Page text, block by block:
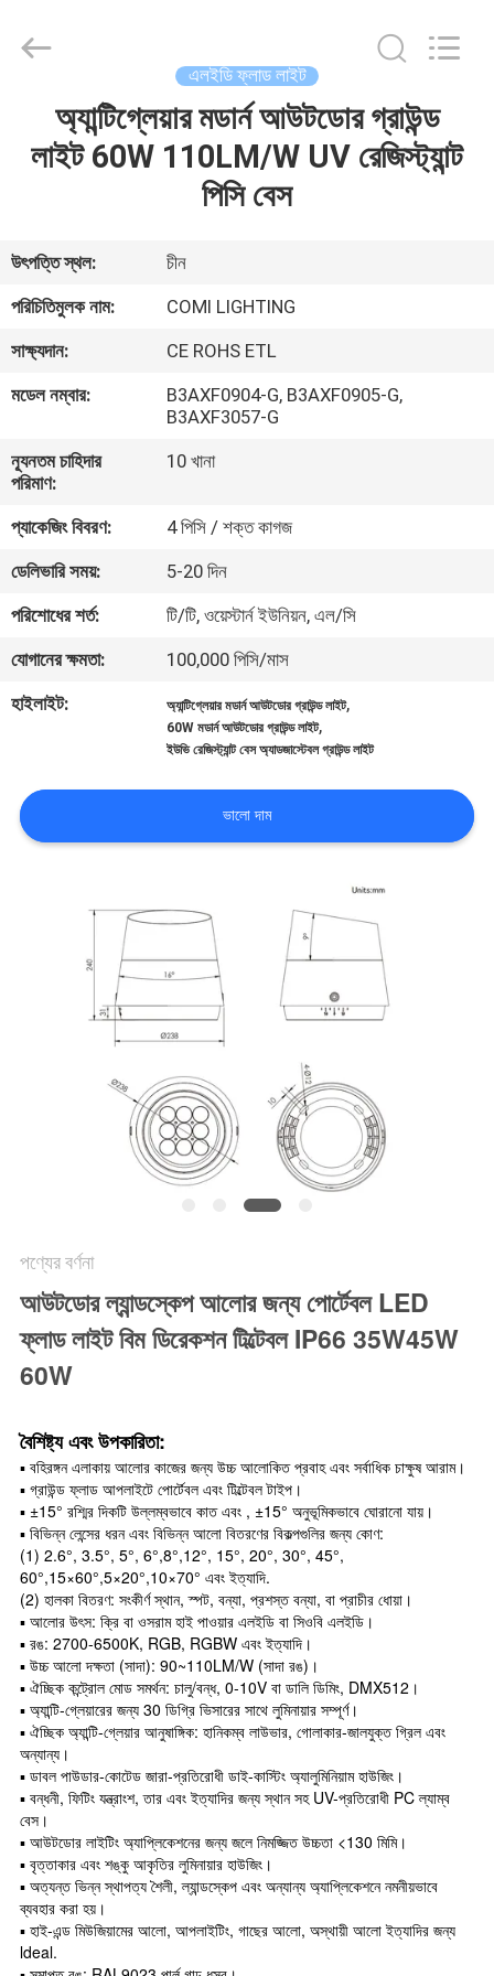
আমাদের
সম্পর্কে
কারখানা
ভ্রমণ
মান
নিয়ন্ত্রণ
যোগাযোগ
করুন
খবর
সাইট
গোপনীয়তা
LIGHTING
LIMITED.
এলইডি ফ্লাড লাইট
অ্যান্টিগ্লেয়ার মডার্ন আউটডোর গ্রাউন্ড
লাইট 60W 110LM/W UV রেজিস্ট্যান্ট
পিসি বেস
উৎপত্তি স্থল:
চীন
পরিচিতিমুলক নাম:
COMI LIGHTING
সাক্ষ্যদান:
CE ROHS ETL
মডেল নম্বার:
B3AXF0904-G, B3AXF0905-G,
B3AXF3057-G
ন্যূনতম চাহিদার
পরিমাণ:
10 খানা
প্যাকেজিং বিবরণ:
4 পিসি / শক্ত কাগজ
ডেলিভারি সময়:
5-20 দিন
পরিশোধের শর্ত:
টি/টি, ওয়েস্টার্ন ইউনিয়ন, এল/সি
যোগানের ক্ষমতা:
100,000 পিসি/মাস
হাইলাইট:
অ্যান্টিগ্লেয়ার মডার্ন আউটডোর গ্রাউন্ড লাইট,
60W মডার্ন আউটডোর গ্রাউন্ড লাইট,
ইউভি রেজিস্ট্যান্ট বেস অ্যাডজাস্টেবল গ্রাউন্ড লাইট
ভালো দাম
পণ্যের বর্ণনা
আউটডোর ল্যান্ডস্কেপ আলোর জন্য পোর্টেবল LED
ফ্লাড লাইট বিম ডিরেকশন টিল্টেবল IP66 35W45W
60W
বৈশিষ্ট্য এবং উপকারিতা:
▪ বহিরঙ্গন এলাকায় আলোর কাজের জন্য উচ্চ আলোকিত প্রবাহ এবং সর্বাধিক চাক্ষুষ আরাম।
▪ গ্রাউন্ড ফ্লাড আপলাইটে পোর্টেবল এবং টিল্টেবল টাইপ।
▪ ±15° রশ্মির দিকটি উল্লম্বভাবে কাত এবং , ±15° অনুভূমিকভাবে ঘোরানো যায়।
▪ বিভিন্ন লেন্সের ধরন এবং বিভিন্ন আলো বিতরণের বিকল্পগুলির জন্য কোণ:
(1) 2.6°, 3.5°, 5°, 6°,8°,12°, 15°, 20°, 30°, 45°,
60°,15×60°,5×20°,10×70° এবং ইত্যাদি.
(2) হালকা বিতরণ: সংকীর্ণ স্থান, স্পট, বন্যা, প্রশস্ত বন্যা, বা প্রাচীর ধোয়া।
▪ আলোর উৎস: ক্রি বা ওসরাম হাই পাওয়ার এলইডি বা সিওবি এলইডি।
▪ রঙ: 2700-6500K, RGB, RGBW এবং ইত্যাদি।
▪ উচ্চ আলো দক্ষতা (সাদা): 90~110LM/W (সাদা রঙ)।
▪ ঐচ্ছিক কন্ট্রোল মোড সমর্থন: চালু/বন্ধ, 0-10V বা ডালি ডিমিং, DMX512।
▪ অ্যান্টি-গ্লেয়ারের জন্য 30 ডিগ্রি ভিসারের সাথে লুমিনায়ার সম্পূর্ণ।
▪ ঐচ্ছিক অ্যান্টি-গ্লেয়ার আনুষাঙ্গিক: হানিকম্ব লাউভার, গোলাকার-জালযুক্ত গ্রিল এবং
অন্যান্য।
▪ ডাবল পাউডার-কোটেড জারা-প্রতিরোধী ডাই-কাস্টিং অ্যালুমিনিয়াম হাউজিং।
▪ বন্ধনী, ফিটিং যন্ত্রাংশ, তার এবং ইত্যাদির জন্য স্থান সহ UV-প্রতিরোধী PC ল্যাম্ব
বেস।
▪ আউটডোর লাইটিং অ্যাপ্লিকেশনের জন্য জলে নিমজ্জিত উচ্চতা <130 মিমি।
▪ বৃত্তাকার এবং শঙ্কু আকৃতির লুমিনায়ার হাউজিং।
▪ অত্যন্ত ভিন্ন স্থাপত্য শৈলী, ল্যান্ডস্কেপ এবং অন্যান্য অ্যাপ্লিকেশনে নমনীয়ভাবে
ব্যবহার করা হয়।
▪ হাই-এন্ড মিউজিয়ামের আলো, আপলাইটিং, গাছের আলো, অস্থায়ী আলো ইত্যাদির জন্য
ldeal.